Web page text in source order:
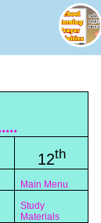
12th
Main Menu
Study
Materials